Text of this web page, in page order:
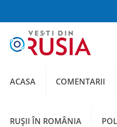
ACASA COMENTARII
RUȘII ÎN ROMÂNIA